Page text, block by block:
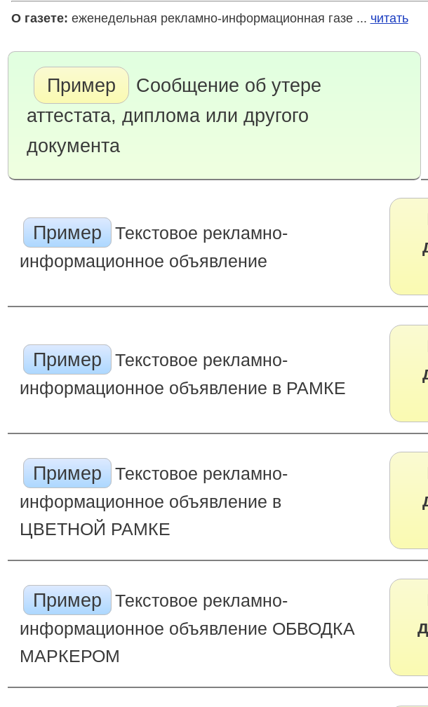
О газете: еженедельная рекламно-информационная газе ... читать
Пример
Сообщение об утере
аттестата, диплома или другого
документа
Пример
Текстовое рекламно-
информационное объявление
Пример
Текстовое рекламно-
информационное объявление в РАМКЕ
Пример
Текстовое рекламно-
информационное объявление в
ЦВЕТНОЙ РАМКЕ
Пример
Текстовое рекламно-
информационное объявление ОБВОДКА
МАРКЕРОМ